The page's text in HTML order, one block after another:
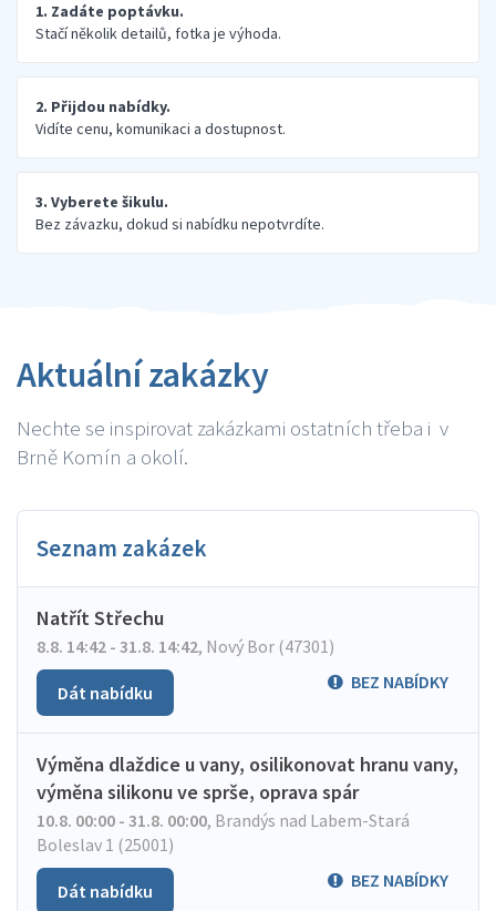
1. Zadáte poptávku.
Stačí několik detailů, fotka je výhoda.
2. Přijdou nabídky.
Vidíte cenu, komunikaci a dostupnost.
3. Vyberete šikulu.
Bez závazku, dokud si nabídku nepotvrdíte.
Aktuální zakázky
Nechte se inspirovat zakázkami ostatních třeba i v
Brně Komín a okolí.
Seznam zakázek
Natřít Střechu
8.8. 14:42 - 31.8. 14:42, Nový Bor (47301)
BEZ NABÍDKY
Dát nabídku
Výměna dlaždice u vany, osilikonovat hranu vany,
výměna silikonu ve sprše, oprava spár
10.8. 00:00 - 31.8. 00:00, Brandýs nad Labem-Stará
Boleslav 1 (25001)
BEZ NABÍDKY
Dát nabídku